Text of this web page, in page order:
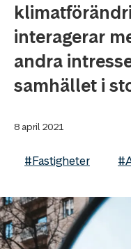
interagerar
andra
samhället i
8 april 2021
#Fastigheter